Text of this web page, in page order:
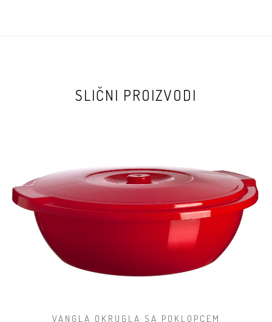
SLIČNI PROIZVODI
VANGLA OKRUGLA SA POKLOPCEM